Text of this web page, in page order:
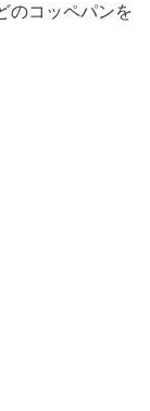
のコッペパンを